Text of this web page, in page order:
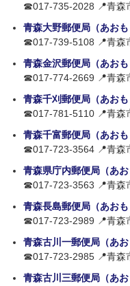
☎017-735-2028 📍青森
青森大野郵便局（あお
☎017-739-5108 📍青森
青森金沢郵便局（あお
☎017-774-2669 📍青森
青森千刈郵便局（あお
☎017-781-5110 📍青森
青森千富郵便局（あお
☎017-723-3564 📍青森
青森県庁内郵便局（あ
☎017-723-3563 📍青森
青森長島郵便局（あお
☎017-723-2989 📍青森
青森古川一郵便局（あ
☎017-723-2985 📍青森
青森古川三郵便局（あ